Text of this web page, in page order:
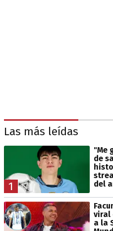
Las más leídas
1
"Me
de
del
viral
a la